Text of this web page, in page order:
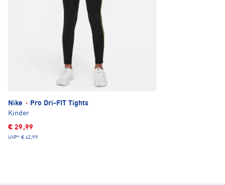
Nike ·
Pro Dri-FIT Tights
Kinder
€ 29,99
UVP* € 42,99